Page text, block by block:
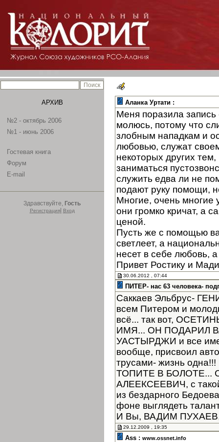
АРХИВ
№2 - октябрь 2006
№1 - июнь 2006
Гостевая книга
Форум
E-mail
Здравствуйте, Гость
Регистрация| Вход
Аланка Уртати :
Меня поразила
молюсь, потому что
злобным нападкам и
любовью, служат
некоторых других
заниматься
служить едва ли не
подают руку помощи,
Многие, очень многие
они громко кричат, а
ценой.
Пусть же с помощью
светлеет, а
несет в себе любовь,
Привет Ростику и
30.06.2012 , 07:44
ПИТЕР- нас 63 человека-
Саккаев Эльбрус-
всем Питером и
всё... так вот,
ИМЯ... ОН ПОДАРИЛ
УАСТЫРДЖИ и все
вообще, присвоил
трусами- жизнь
ТОПИТЕ В БОЛОТЕ...
АЛЕЕКСЕЕВИЧ, с такой
из бездарного
фоне выглядеть
И Вы, ВАДИМ ПУХАЕВ,
29.12.2009 , 19:35
Ass : www.ossnet.info